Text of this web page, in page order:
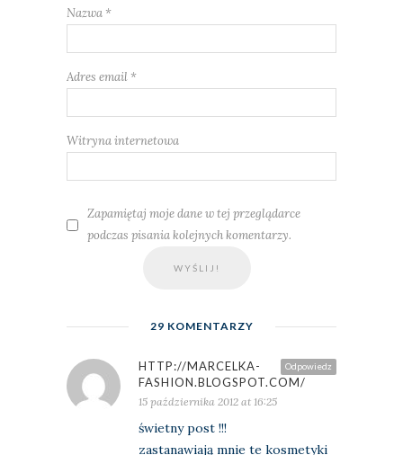
Nazwa *
Adres email *
Witryna internetowa
Zapamiętaj moje dane w tej przeglądarce
podczas pisania kolejnych komentarzy.
29 KOMENTARZY
Odpowiedz
HTTP://MARCELKA-
FASHION.BLOGSPOT.COM/
15 października 2012 at 16:25
świetny post !!!
zastanawiają mnie te kosmetyki